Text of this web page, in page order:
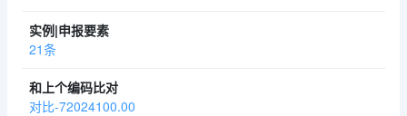
21条
对比-72024100.00